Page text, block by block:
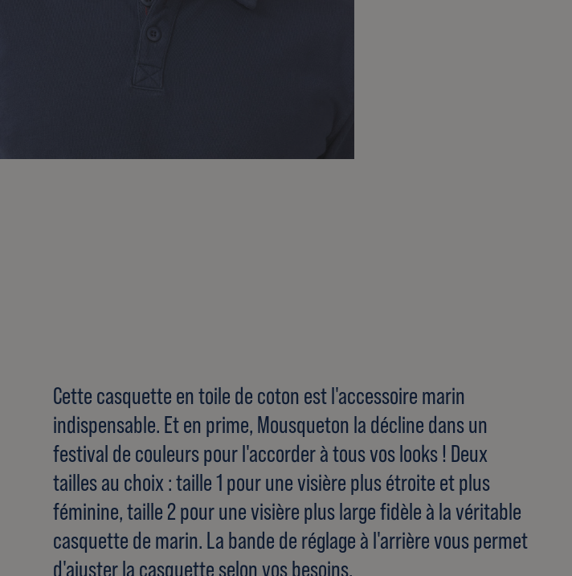
Cette casquette en toile de coton est l'accessoire marin
indispensable. Et en prime, Mousqueton la décline dans un
festival de couleurs pour l'accorder à tous vos looks ! Deux
tailles au choix : taille 1 pour une visière plus étroite et plus
féminine, taille 2 pour une visière plus large fidèle à la véritable
casquette de marin. La bande de réglage à l'arrière vous permet
d'ajuster la casquette selon vos besoins.